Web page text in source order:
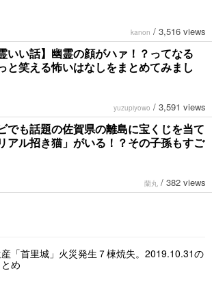
kanon / 3,516 views
霊いい話】幽霊の顔がハァ！？ってなる
と笑える怖いはなしをまとめてみまし
yuzupiyowo / 3,591 views
でも話題の佐賀県の離島に宝くじを当て
アル招き猫」がいる！？その子孫もすご
蘭丸 / 382 views
「首里城」火災発生７棟焼失。2019.10.31の
め